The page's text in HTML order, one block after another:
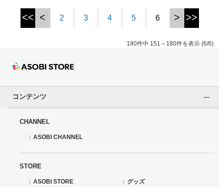
<< < 2 3 4 5 6 > >>
180件中 151～180件を表示 (6/6)
コンテンツ
CHANNEL
ASOBI CHANNEL
STORE
ASOBI STORE グッズ